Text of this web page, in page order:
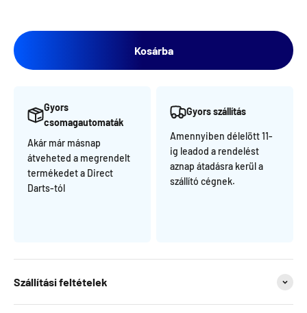
Kosárba
Gyors
csomagautomaták
Akár már másnap
átveheted a megrendelt
termékedet a Direct
Darts-tól
Gyors szállítás
Amennyiben délelött 11-
ig leadod a rendelést
aznap átadásra kerül a
szállító cégnek.
Szállítási feltételek